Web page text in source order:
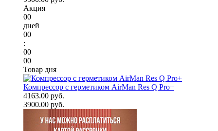
Акция
00
дней
00
:
00
00
Товар дня
Компрессор с герметиком AirMan Res Q Pro+
4163.00 руб.
3900.00 руб.